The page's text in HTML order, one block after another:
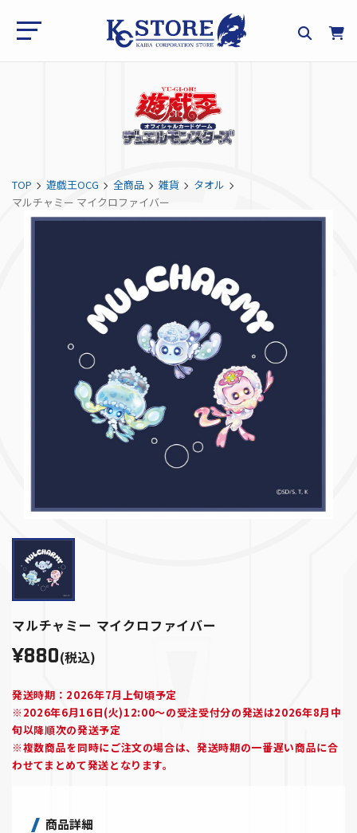
TOP 遊戯王OCG 全商品 雑貨
タオル
マルチャミー マイクロファイバー
マルチャミー マイクロファイバー
¥880(税込)
発送時期：2026年7月上旬頃予定
※2026年6月16日(火)12:00～の受注受付分の発送は2026年8月中
旬以降順次の発送予定
※複数商品を同時にご注文の場合は、発送時期の一番遅い商品に合
わせてまとめて発送となります。
商品詳細